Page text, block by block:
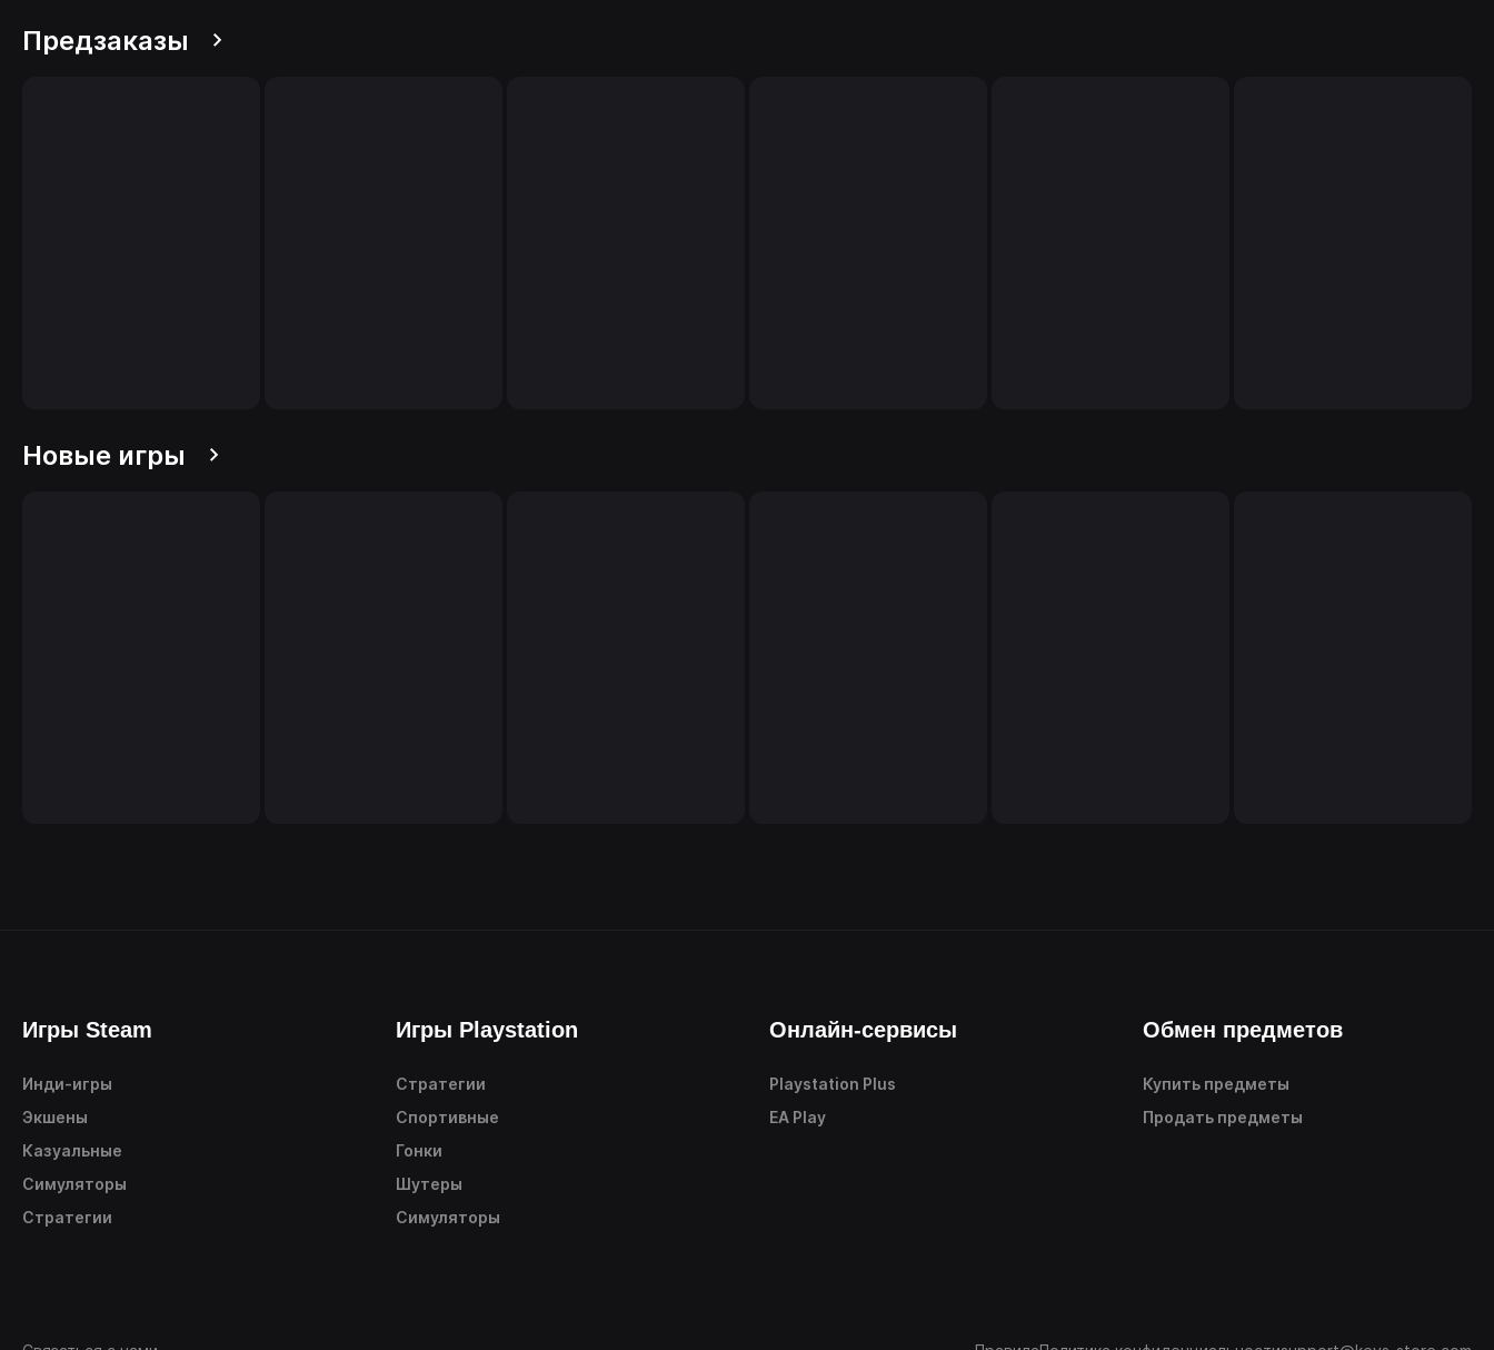
Предзаказы
Новые игры
Игры Steam
Инди-игры
Экшены
Казуальные
Симуляторы
Стратегии
Игры Playstation
Стратегии
Спортивные
Гонки
Шутеры
Симуляторы
Онлайн-сервисы
Playstation Plus
EA Play
Обмен предметов
Купить предметы
Продать предметы